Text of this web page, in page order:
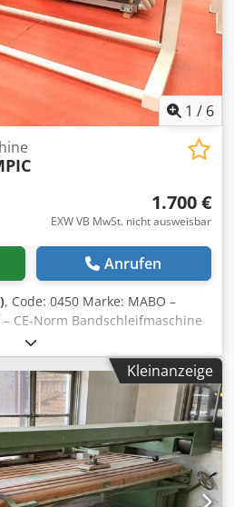
1 / 6
1.700 €
EXW VB MwSt. nicht ausweisbar
Anrufen
, Code: 0450 Marke: MABO –
– CE-Norm Bandschleifmaschine
Möbel, Holzverbindungen,
und andere Materialien –
Arbeitsfläche Länge 2500 mm
Höhenverstellung des Tisches
mm Motorleistung 2 PS
des
mm Crodpfxezmywmo Ah Esf
3000 x 1200 x 1600 h Gewicht kg
Kleinanzeige